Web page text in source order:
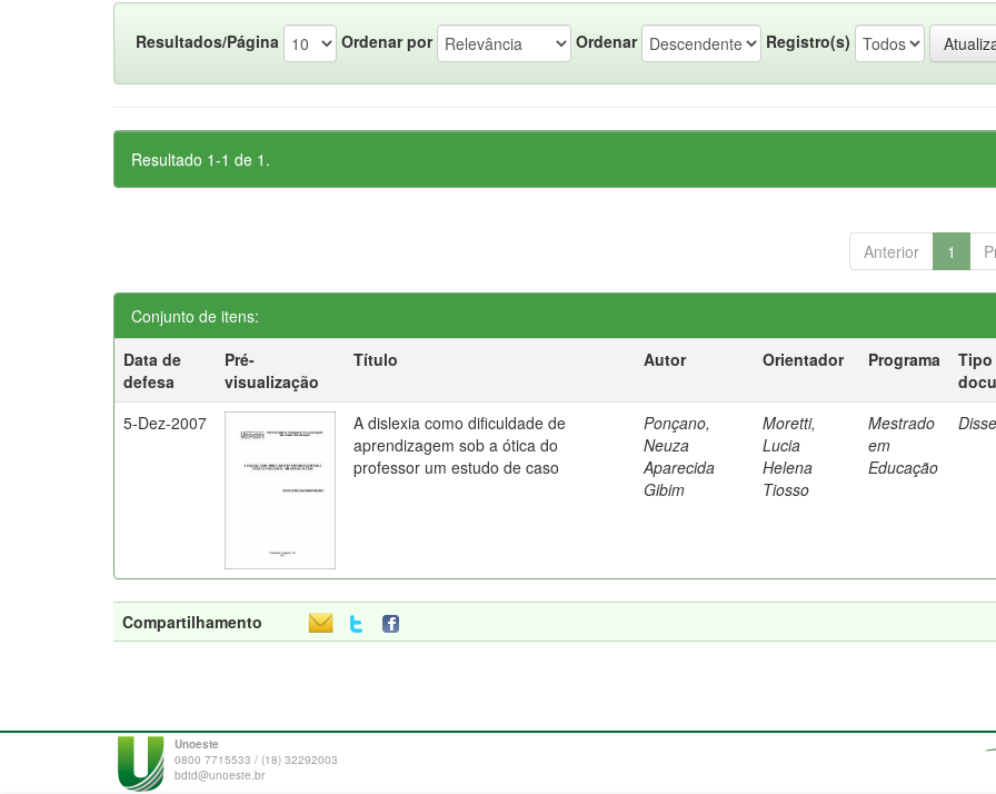
Resultados/Página Ordenar por Ordenar Registro(s)
Resultado 1-1 de 1.
Anterior 1
Conjunto de itens:
Data de
defesa
Pré-
visualização
Título Autor Orientador Programa
Tipo
5-Dez-2007
A dislexia como dificuldade de
aprendizagem sob a ótica do
professor um estudo de caso
Ponçano,
Neuza
Aparecida
Gibim
Moretti,
Lucia
Helena
Tiosso
Mestrado
em
Educação
Compartilhamento
Unoeste
0800 7715533 / (18) 32292003
bdtd@unoeste.br